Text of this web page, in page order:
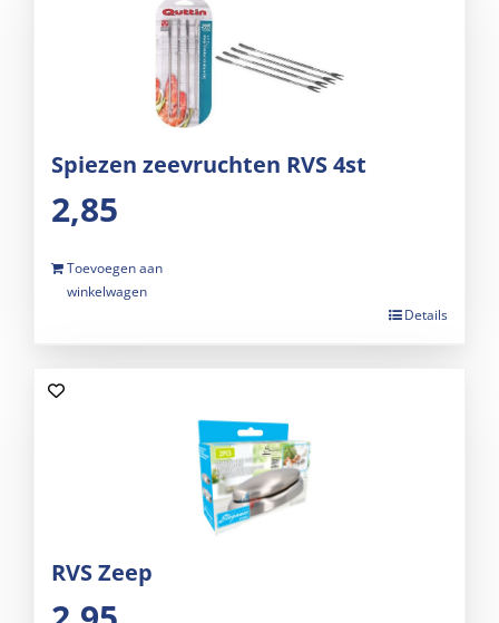
Spiezen zeevruchten RVS 4st
2,85
Toevoegen aan
winkelwagen
Details
RVS Zeep